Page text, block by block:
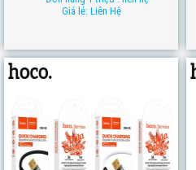
Giá lẻ: Liên Hệ